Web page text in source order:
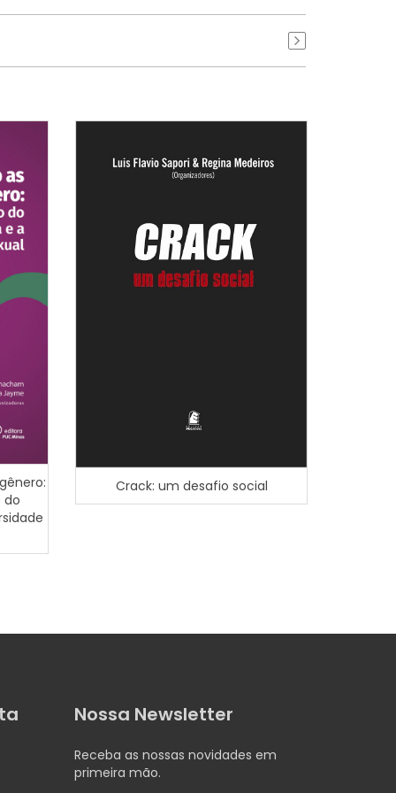
do
Crack: um desafio social
Nossa Newsletter
Receba as nossas novidades em
primeira mão.